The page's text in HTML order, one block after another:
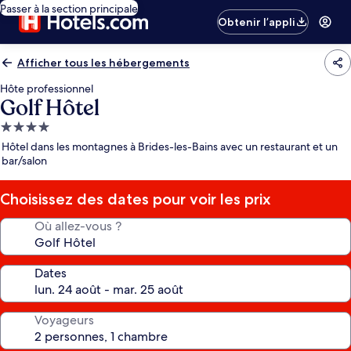
Passer à la section principale
Obtenir l’appli
Afficher tous les hébergements
Hôte professionnel
Golf Hôtel
Hébergement
4.0 étoiles
Hôtel dans les montagnes à Brides-les-Bains avec un restaurant et un
bar/salon
Choisissez des dates pour voir les prix
Où allez-vous ?
Dates
Voyageurs